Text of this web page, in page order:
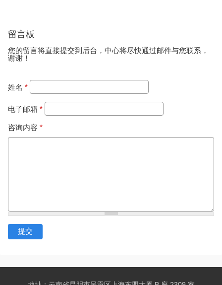
留言板
您的留言将直接提交到后台，中心将尽快通过邮件与您联系，
谢谢！
姓名 *
电子邮箱 *
咨询内容 *